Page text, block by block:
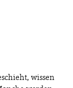
wissen